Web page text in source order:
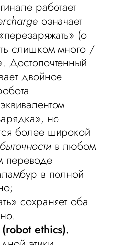
работает
означает
(о
слишком много /
Достопочтенный
двойное
но
более широкой
в любом
переводе
в полной
сохраняет оба
(robot ethics).